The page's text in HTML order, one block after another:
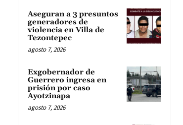
Aseguran a 3 presuntos
generadores de
violencia en Villa de
Tezontepec
agosto 7, 2026
Exgobernador de
Guerrero ingresa en
prisión por caso
Ayotzinapa
agosto 7, 2026